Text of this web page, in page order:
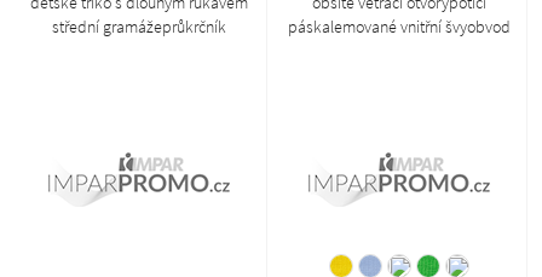
střední gramážeprůkrčník
nevztahuje reklamace
páskalemované vnitřní švyobvod